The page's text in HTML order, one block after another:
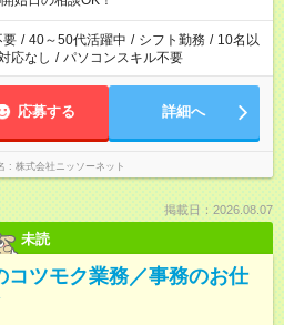
要 / 40～50代活躍中 / シフト勤務 / 10名以
応なし / パソコンスキル不要
応募する 詳細へ
株式会社ニッソーネット
掲載日：2026.08.07
未読
コツモク業務／事務のお仕